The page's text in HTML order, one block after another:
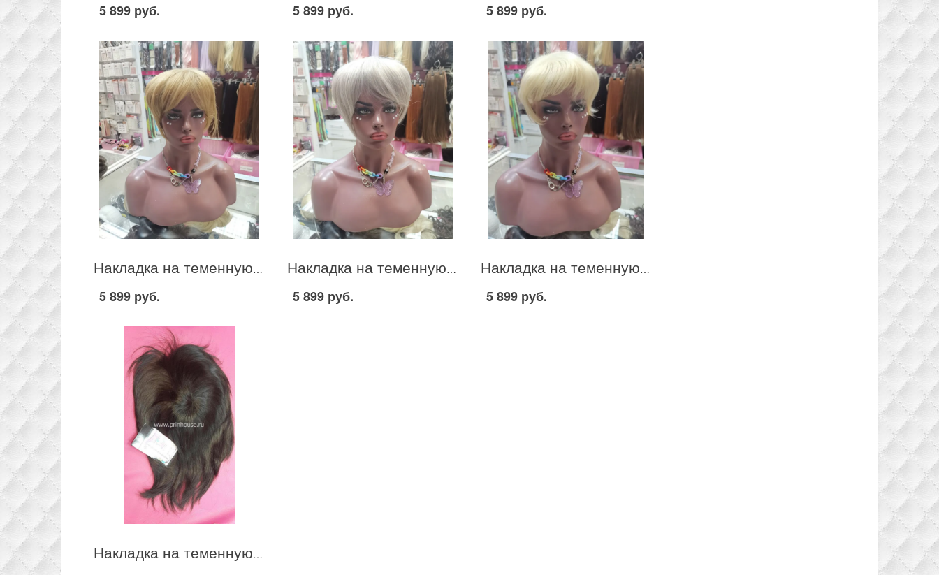
5 899 руб. 5 899 руб. 5 899 руб.
Накладка на теменную зону из термо канекалона стрижка цвет теплый русый #15
5 899 руб.
Накладка на теменную зону из термо канекалона стрижка цвет пепельный блонд #51
5 899 руб.
Накладка на теменную зону из термо канекалона стрижка цвет блонд #613O
5 899 руб.
Накладка на теменную зону средней длины с челкой яркий блонд на 4 клипсах цвет 4 коричневый DOLL